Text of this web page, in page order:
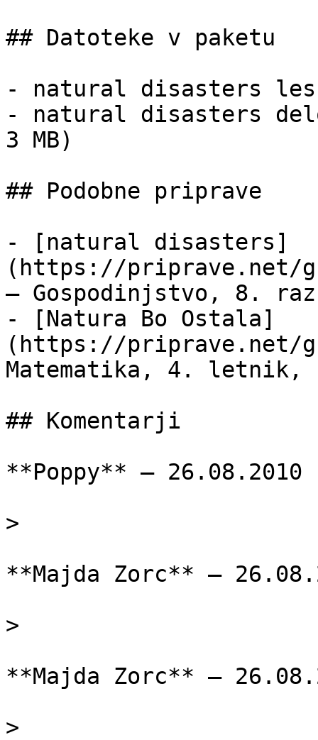
## Datoteke v paketu
- natural disasters
- natural disasters
3 MB)
## Podobne priprave
- [natural disasters]
(https://priprave.net/
— Gospodinjstvo, 8.
- [Natura Bo Ostala]
(https://priprave.net/
Matematika, 4. letnik,
## Komentarji
**Poppy** — 26.08.2010
>
**Majda Zorc** —
>
**Majda Zorc** —
>